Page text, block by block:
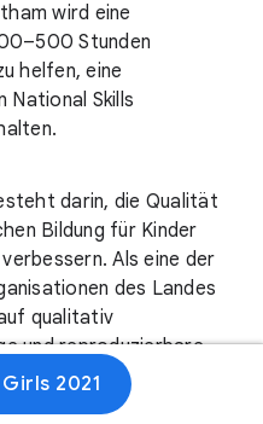
wird eine
Stunden
helfen, eine
National Skills
darin, die Qualität
Bildung für Kinder
Als eine der
des Landes
qualitativ
und reproduzierbare
zu
2021